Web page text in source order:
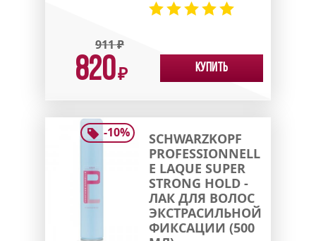
911₽
820₽ Купить
-10%
SCHWARZKOPF
PROFESSIONNELL
E LAQUE SUPER
STRONG HOLD -
ЛАК ДЛЯ ВОЛОС
ЭКСТРАСИЛЬНОЙ
ФИКСАЦИИ (500